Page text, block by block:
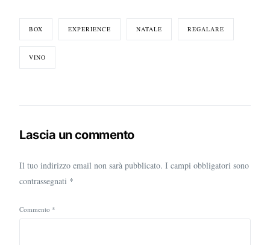
BOX EXPERIENCE NATALE REGALARE
VINO
Lascia un commento
Il tuo indirizzo email non sarà pubblicato. I campi obbligatori sono
contrassegnati *
Commento *